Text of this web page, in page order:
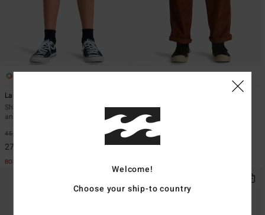
Larry Cord
Short en velours Vert Garçon 8-16
ans
45,95 €
27,57 €
BONS PLANS
Pantalon en velours côtelé à taille
élastiquée Marron Homme
75,95 €*
53,17 €
Welcome!
Choose your ship-to country